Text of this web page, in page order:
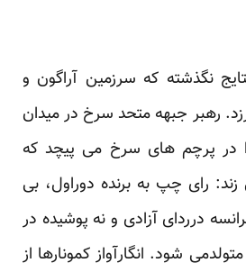
نگذشته که سرزمین آراگون و
رهبر جبهه متحد سرخ در میدان
در پرچم های سرخ می پیچد که
رای چپ به برنده دوراول، بی
درردای آزادی و نه پوشیده در
شود. انگارآواز کمونارها از